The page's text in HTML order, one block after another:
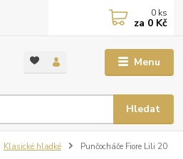
Menu
Hledat
0 ks
za 0 Kč
Klasické hladké Punčocháče Fiore Lili 20